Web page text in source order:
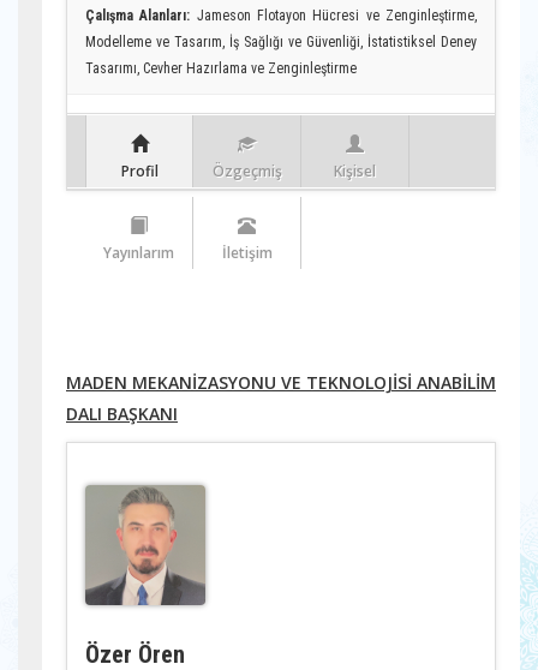
Çalışma Alanları: Jameson Flotayon Hücresi ve Zenginleştirme,
Modelleme ve Tasarım, İş Sağlığı ve Güvenliği, İstatistiksel Deney
Tasarımı, Cevher Hazırlama ve Zenginleştirme
Profil Özgeçmiş Kişisel
Yayınlarım İletişim
MADEN MEKANİZASYONU VE TEKNOLOJİSİ ANABİLİM
DALI BAŞKANI
Özer Ören